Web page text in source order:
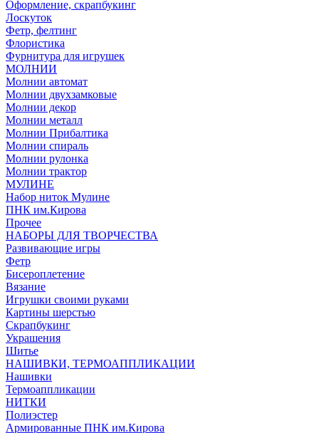
Оформление, скрапбукинг
Лоскуток
Фетр, фелтинг
Флористика
Фурнитура для игрушек
МОЛНИИ
Молнии автомат
Молнии двухзамковые
Молнии декор
Молнии металл
Молнии Прибалтика
Молнии спираль
Молнии рулонка
Молнии трактор
МУЛИНЕ
Набор ниток Мулине
ПНК им.Кирова
Прочее
НАБОРЫ ДЛЯ ТВОРЧЕСТВА
Развивающие игры
Фетр
Бисероплетение
Вязание
Игрушки своими руками
Картины шерстью
Скрапбукинг
Украшения
Шитье
НАШИВКИ, ТЕРМОАППЛИКАЦИИ
Нашивки
Термоаппликации
НИТКИ
Полиэстер
Армированные ПНК им.Кирова